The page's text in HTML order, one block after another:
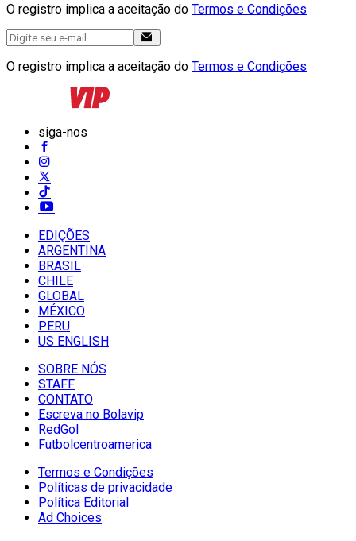
O registro implica a aceitação do Termos e Condições
O registro implica a aceitação do Termos e Condições
siga-nos
EDIÇÕES
ARGENTINA
BRASIL
CHILE
GLOBAL
MÉXICO
PERU
US ENGLISH
SOBRE NÓS
STAFF
CONTATO
Escreva no Bolavip
RedGol
Futbolcentroamerica
Termos e Condições
Políticas de privacidade
Política Editorial
Ad Choices